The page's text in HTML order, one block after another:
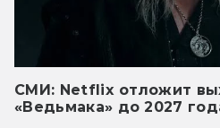
СМИ: Netflix отложит
«Ведьмака» до 2027